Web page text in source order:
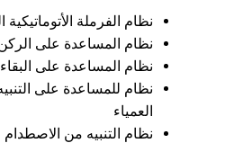
نظام الفرملة الأتوماتيكية
نظام المساعدة على الركن
نظام المساعدة على
نظام للمساعدة على
العمياء
نظام التنبيه من الاصطدام